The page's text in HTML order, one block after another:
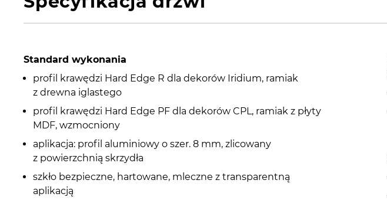
Standard wykonania
profil krawędzi Hard Edge R dla dekorów Iridium, ramiak
z drewna iglastego
profil krawędzi Hard Edge PF dla dekorów CPL, ramiak z płyty
MDF, wzmocniony
aplikacja: profil aluminiowy o szer. 8 mm, zlicowany
z powierzchnią skrzydła
szkło bezpieczne, hartowane, mleczne z transparentną
aplikacją